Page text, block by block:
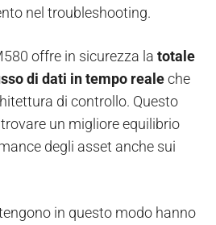
nel troubleshooting.
offre in sicurezza la totale
di dati in tem­po realeche
di controllo. Questo
un migliore equilibrio
degli asset anche sui
in questo modo hanno